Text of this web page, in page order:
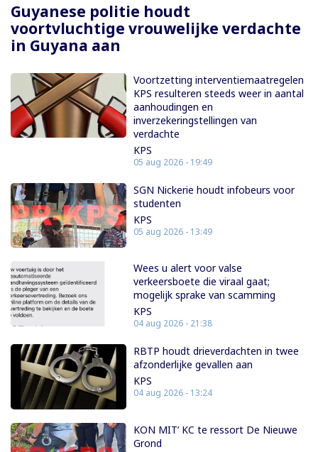
Guyanese politie houdt
voortvluchtige vrouwelijke verdachte
in Guyana aan
Voortzetting interventiemaatregelen
KPS resulteren steeds weer in aantal
aanhoudingen en
inverzekeringstellingen van
verdachte
KPS
05 aug 2026 - 19:49
SGN Nickerie houdt infobeurs voor
studenten
KPS
05 aug 2026 - 13:49
Wees u alert voor valse
verkeersboete die viraal gaat;
mogelijk sprake van scamming
KPS
04 aug 2026 - 21:38
RBTP houdt drieverdachten in twee
afzonderlijke gevallen aan
KPS
04 aug 2026 - 13:24
KON MIT’ KC te ressort De Nieuwe
Grond